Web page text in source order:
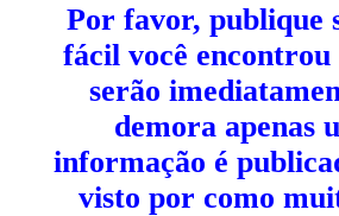
Por favor, publique
fácil você encontrou
serão
demora apenas
informação é
visto por como